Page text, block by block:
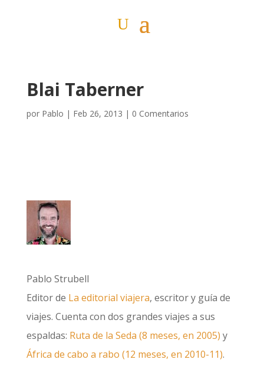
Blai Taberner
por Pablo | Feb 26, 2013 | 0 Comentarios
Pablo Strubell
Editor de La editorial viajera, escritor y guía de
viajes. Cuenta con dos grandes viajes a sus
espaldas: Ruta de la Seda (8 meses, en 2005) y
África de cabo a rabo (12 meses, en 2010-11).